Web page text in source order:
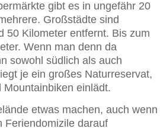
gibt es in ungefähr 20
Großstädte sind
50 Kilometer entfernt. Bis zum
Wenn man denn da
sowohl südlich als auch
je ein großes Naturreservat,
einlädt.
etwas machen, auch wenn
Feriendomizile darauf